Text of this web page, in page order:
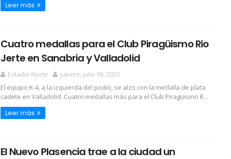
Leer más
Cuatro medallas para el Club Piragüismo Rio
Jerte en Sanabria y Valladolid
Estadio Norte
jueves, julio 06, 2023
El equipo K-4, a la izquierda del podio, se alzó con la medalla de plata
cadete en Valladolid. Cuatro medallas más para el Club Piragüismo R...
Leer más
El Nuevo Plasencia trae a la ciudad un